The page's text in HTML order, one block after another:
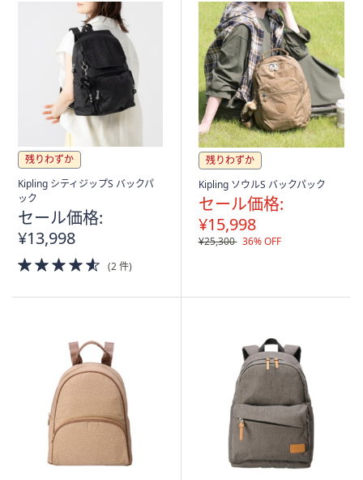
残りわずか
Kipling シティジップS バックパ
ック
セール価格:
¥13,998
4.5
of
(2 件)
残りわずか
Kipling ソウルS バックパック
セール価格:
¥15,998
¥25,300 36% OFF